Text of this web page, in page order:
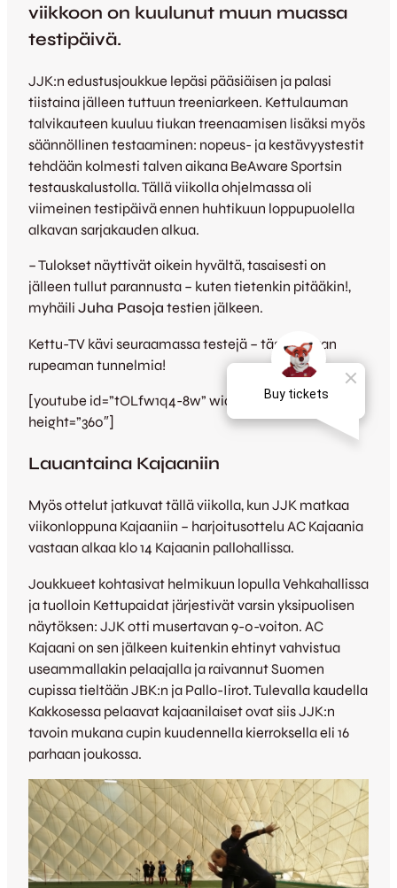
viikkoon on kuulunut muun muassa
testipäivä.
JJK:n edustusjoukkue lepäsi pääsiäisen ja palasi
tiistaina jälleen tuttuun treeniarkeen. Kettulauman
talvikauteen kuuluu tiukan treenaamisen lisäksi myös
säännöllinen testaaminen: nopeus- ja kestävyystestit
tehdään kolmesti talven aikana BeAware Sportsin
testauskalustolla. Tällä viikolla ohjelmassa oli
viimeinen testipäivä ennen huhtikuun loppupuolella
alkavan sarjakauden alkua.
– Tulokset näyttivät oikein hyvältä, tasaisesti on
jälleen tullut parannusta – kuten tietenkin pitääkin!,
myhäili Juha Pasoja testien jälkeen.
Kettu-TV kävi seuraamassa testejä – tässä tiukan
rupeaman tunnelmia!
[youtube id=”tOLfw1q4-8w” width=”640″
height=”360″]
Lauantaina Kajaaniin
Myös ottelut jatkuvat tällä viikolla, kun JJK matkaa
viikonloppuna Kajaaniin – harjoitusottelu AC Kajaania
vastaan alkaa klo 14 Kajaanin pallohallissa.
Joukkueet kohtasivat helmikuun lopulla Vehkahallissa
ja tuolloin Kettupaidat järjestivät varsin yksipuolisen
näytöksen: JJK otti musertavan 9-0-voiton. AC
Kajaani on sen jälkeen kuitenkin ehtinyt vahvistua
useammallakin pelaajalla ja raivannut Suomen
cupissa tieltään JBK:n ja Pallo-Iirot. Tulevalla kaudella
Kakkosessa pelaavat kajaanilaiset ovat siis JJK:n
tavoin mukana cupin kuudennella kierroksella eli 16
parhaan joukossa.